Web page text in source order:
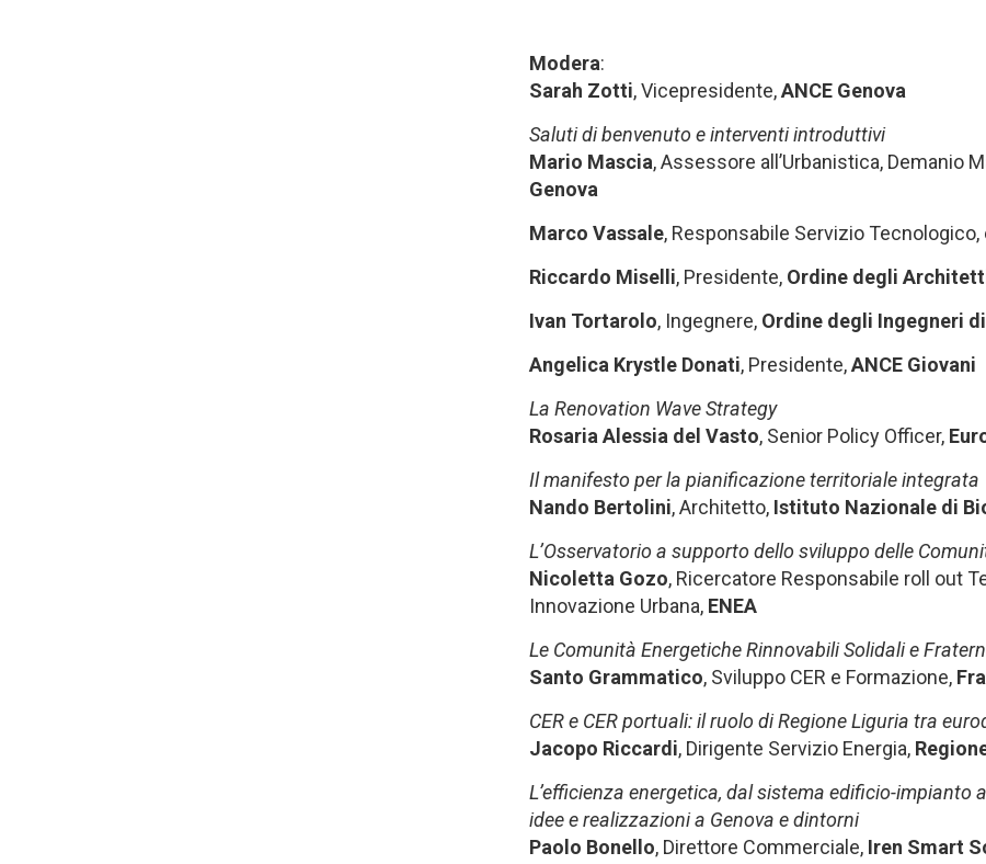
Modera:
Sarah Zotti, Vicepresidente,ANCE Genova
Saluti di benvenuto e interventi introduttivi
Mario Mascia, Assessore all’Urbanistica, Demanio
Genova
Marco Vassale, Responsabile Servizio
Riccardo Miselli, Presidente, Ordine degli
Ivan Tortarolo, Ingegnere, Ordine degli Ingegneri
Angelica Krystle Donati, Presidente,ANCE Giovani
La Renovation Wave Strategy
Rosaria Alessia del Vasto, Senior Policy Officer,
Il manifesto per la pianificazione territoriale integrata
Nando Bertolini, Architetto, Istituto Nazionale di
L’Osservatorio a supporto dello sviluppo delle
Nicoletta Gozo, Ricercatore Responsabile roll out
Innovazione Urbana, ENEA
Le Comunità Energetiche Rinnovabili Solidali e
Santo Grammatico, Sviluppo CER e Formazione,
CER e CER portuali: il ruolo di Regione Liguria tra
Jacopo Riccardi, Dirigente Servizio Energia,
L’efficienza energetica, dal sistema edificio-impianto
idee e realizzazioni a Genova e dintorni
Paolo Bonello, Direttore Commerciale, Iren Smart